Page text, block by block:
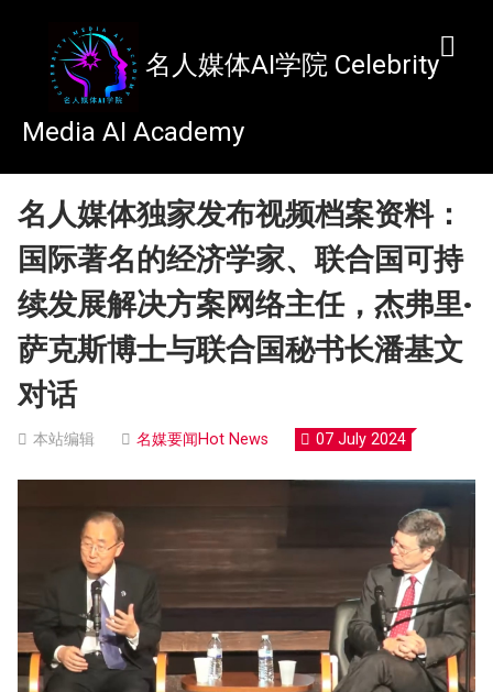
名人媒体AI学院
名人媒体独家发布视频档案资料：
国际著名的经济学家、联合国可持
续发展解决方案网络主任，杰弗里·
萨克斯博士与联合国秘书长潘基文
对话
本站编辑 名媒要闻Hot News 07 July 2024